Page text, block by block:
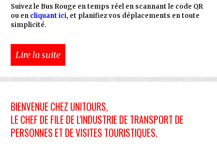
Suivez le Bus Rouge en temps réel en scannant le code QR
ou en cliquant ici, et planifiez vos déplacements en toute
simplicité.
Lire la suite
BIENVENUE CHEZ UNITOURS,
LE CHEF DE FILE DE L'INDUSTRIE DE TRANSPORT DE
PERSONNES ET DE VISITES TOURISTIQUES.